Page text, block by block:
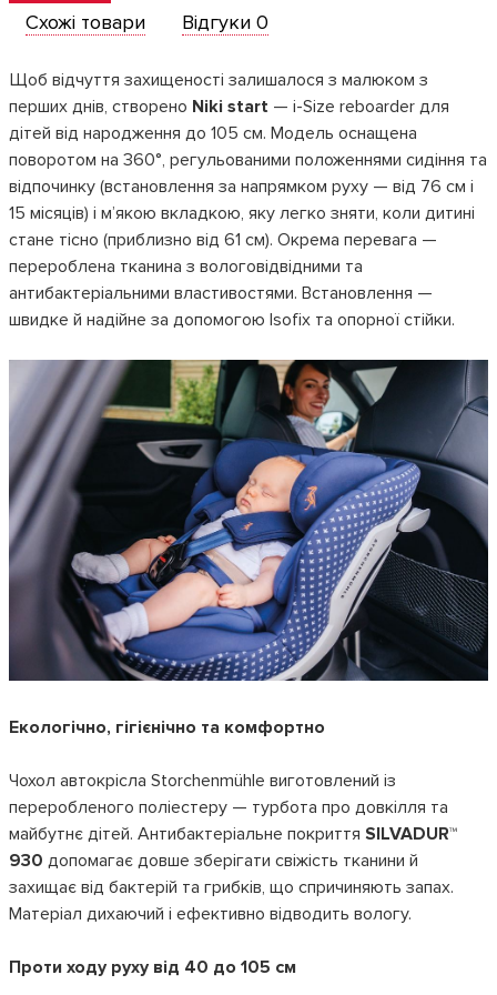
Схожі товари
Відгуки 0
Щоб відчуття захищеності залишалося з малюком з
перших днів, створено
Niki start — i-Size reboarder для
дітей від народження до 105 см. Модель оснащена
поворотом на 360°, регульованими положеннями сидіння та
відпочинку (встановлення за напрямком руху — від 76 см і
15 місяців) і м’якою вкладкою, яку легко зняти, коли дитині
стане тісно (приблизно від 61 см). Окрема перевага —
перероблена тканина з вологовідвідними та
антибактеріальними властивостями. Встановлення —
швидке й надійне за допомогою Isofix та опорної стійки.
Екологічно, гігієнічно та комфортно
Чохол автокрісла Storchenmühle виготовлений із
переробленого поліестеру — турбота про довкілля та
майбутнє дітей. Антибактеріальне покриття
SILVADUR™
допомагає довше зберігати свіжість тканини й
захищає від бактерій та грибків, що спричиняють запах.
Матеріал дихаючий і ефективно відводить вологу.
Проти ходу руху від 40 до 105 см